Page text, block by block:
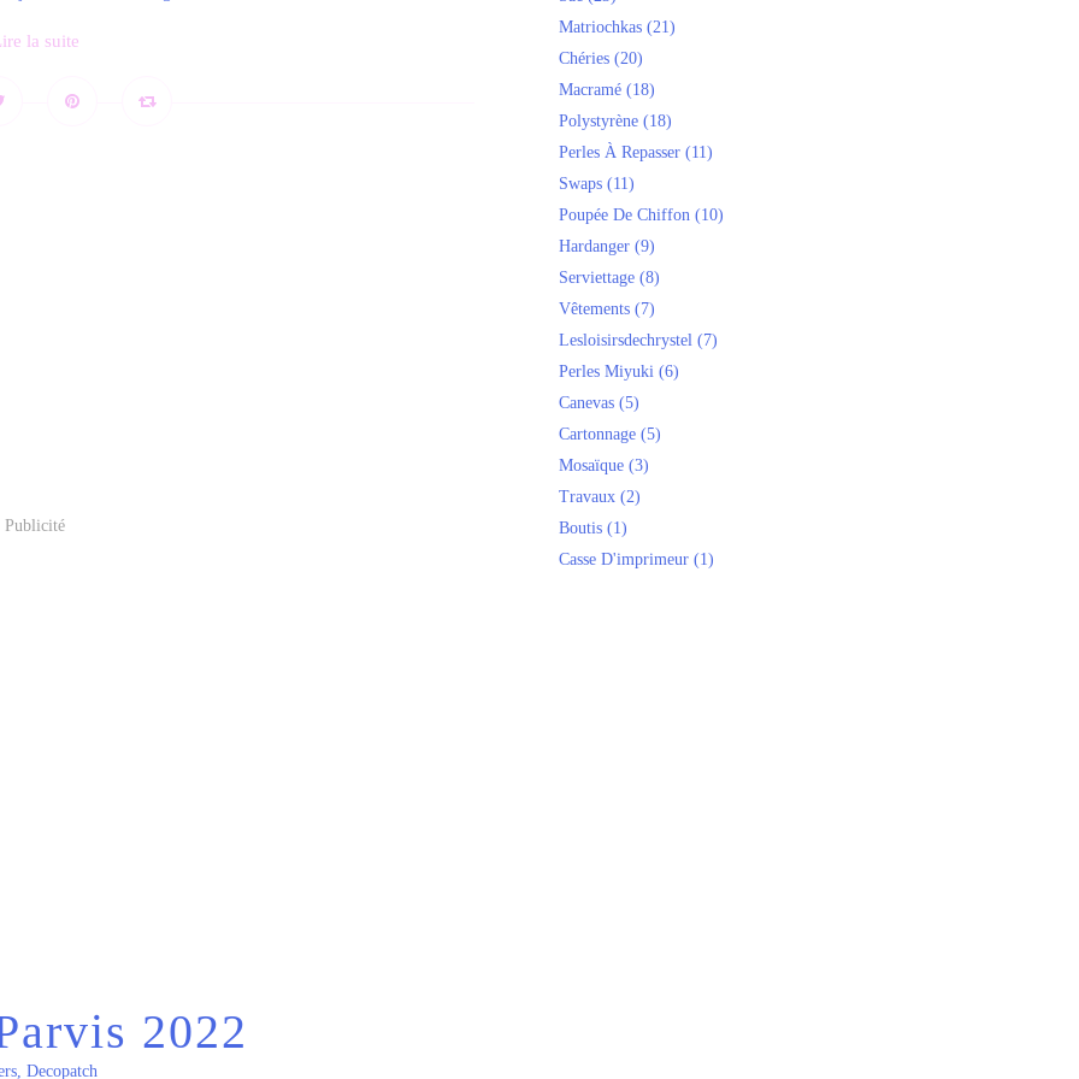
la suite
Publicité
2022
, Decopatch
Matriochkas (21)
Chéries (20)
Macramé (18)
Polystyrène (18)
Perles À Repasser (11)
Swaps (11)
Poupée De Chiffon (10)
Hardanger (9)
Serviettage (8)
Vêtements (7)
Lesloisirsdechrystel (7)
Perles Miyuki (6)
Canevas (5)
Cartonnage (5)
Mosaïque (3)
Travaux (2)
Boutis (1)
Casse D'imprimeur (1)